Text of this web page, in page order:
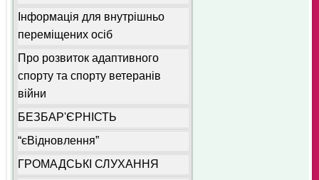
Інформація для внутрішньо
переміщених осіб
Про розвиток адаптивного
спорту та спорту ветеранів
війни
БЕЗБАР'ЄРНІСТЬ
“єВідновлення”
ГРОМАДСЬКІ СЛУХАННЯ